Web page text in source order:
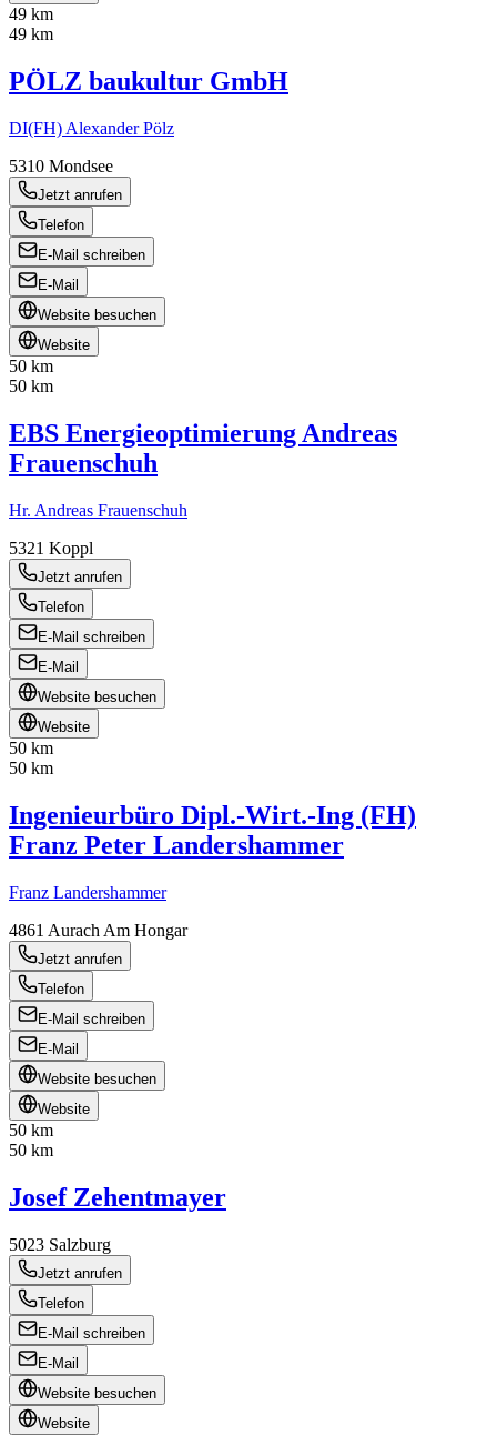
49 km
49 km
PÖLZ baukultur GmbH
DI(FH) Alexander Pölz
5310 Mondsee
Jetzt anrufen
Telefon
E-Mail schreiben
E-Mail
Website besuchen
Website
50 km
50 km
EBS Energieoptimierung Andreas
Frauenschuh
Hr. Andreas Frauenschuh
5321 Koppl
Jetzt anrufen
Telefon
E-Mail schreiben
E-Mail
Website besuchen
Website
50 km
50 km
Ingenieurbüro Dipl.-Wirt.-Ing (FH)
Franz Peter Landershammer
Franz Landershammer
4861 Aurach Am Hongar
Jetzt anrufen
Telefon
E-Mail schreiben
E-Mail
Website besuchen
Website
50 km
50 km
Josef Zehentmayer
5023 Salzburg
Jetzt anrufen
Telefon
E-Mail schreiben
E-Mail
Website besuchen
Website